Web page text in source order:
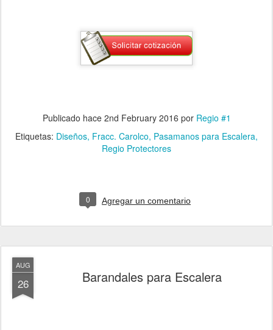
Publicado hace 2nd February 2016 por Regio #1
Etiquetas: Diseños Fracc. Carolco Pasamanos para Escalera
Regio Protectores
0 Agregar un comentario
AUG
26 Barandales para Escalera